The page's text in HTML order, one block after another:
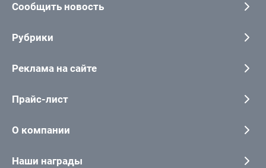
Сообщить новость
Рубрики
Реклама на сайте
Прайс-лист
О компании
Наши награды